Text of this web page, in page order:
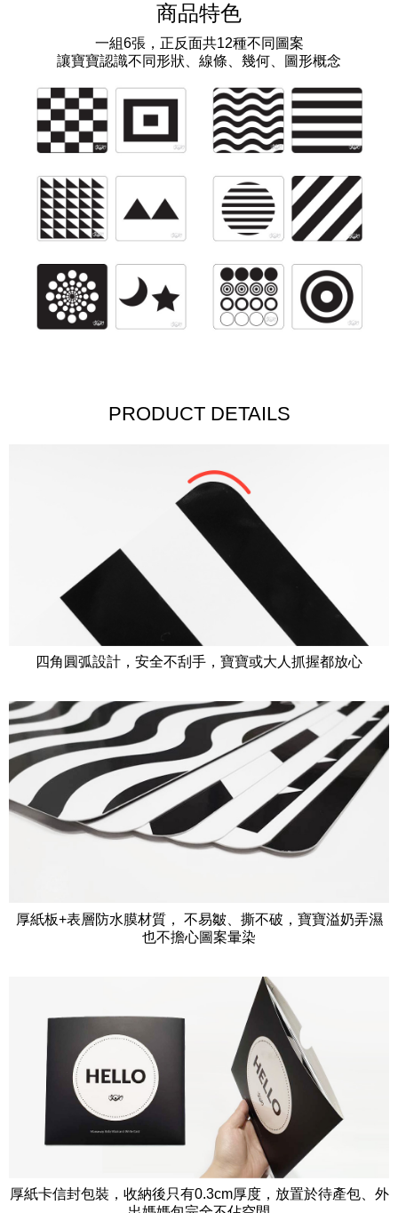
商品特色
一組6張，正反面共12種不同圖案
讓寶寶認識不同形狀、線條、幾何、圖形概念
PRODUCT DETAILS
四角圓弧設計，安全不刮手，寶寶或大人抓握都放心
厚紙板+表層防水膜材質， 不易皺、撕不破，寶寶溢奶弄濕
也不擔心圖案暈染
厚紙卡信封包裝，收納後只有0.3cm厚度，放置於待產包、外